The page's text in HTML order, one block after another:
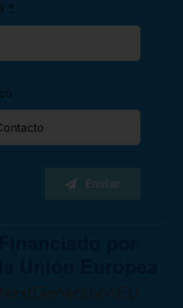
*
Enviar